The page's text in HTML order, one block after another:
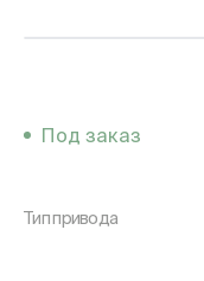
Под заказ
Тип привода